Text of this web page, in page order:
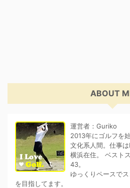
ABOUT
運営者：Guriko
2013年にゴルフを
文化系人間。仕事は
横浜在住。 ベスト
43。
ゆっくりペースで
を目指してます。